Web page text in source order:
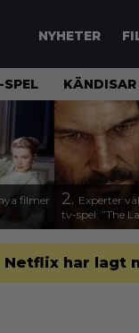
NYHETER
KÄNDISAR
filmer
2. Experter
tv-spel: ”The
Netflix har lagt